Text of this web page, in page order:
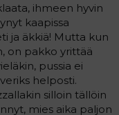
ihmeen hyvin
kaapissa
ja äkkiä! Mutta kun
on pakko yrittää
pussia ei
helposti.
silloin tällöin
mies aika paljon